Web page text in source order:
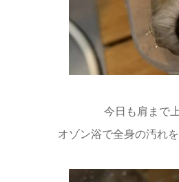
今日も肩まで
オゾン浴で全身の汚れ